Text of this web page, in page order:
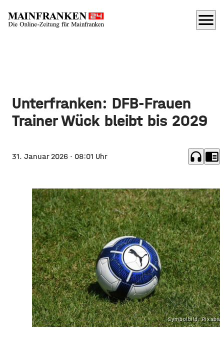
menu
Unterfranken: DFB-Frauen
Trainer Wück bleibt bis 2029
31. Januar 2026 · 08:01 Uhr headphones chrome_reader_mode
Symbolbild: